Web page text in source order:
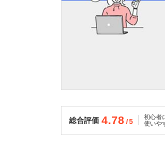
総合評価 4.78 /5
初心者
使いや